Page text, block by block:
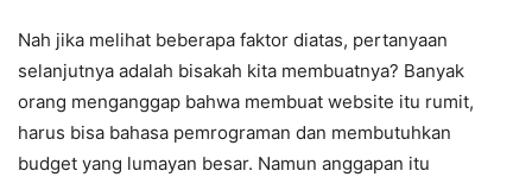
Nah jika melihat beberapa faktor diatas, pertanyaan
selanjutnya adalah bisakah kita membuatnya? Banyak
orang menganggap bahwa membuat website itu rumit,
harus bisa bahasa pemrograman dan membutuhkan
budget yang lumayan besar. Namun anggapan itu